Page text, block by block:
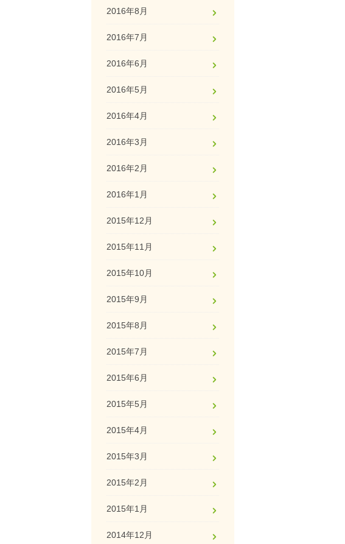
2016年8月
2016年7月
2016年6月
2016年5月
2016年4月
2016年3月
2016年2月
2016年1月
2015年12月
2015年11月
2015年10月
2015年9月
2015年8月
2015年7月
2015年6月
2015年5月
2015年4月
2015年3月
2015年2月
2015年1月
2014年12月